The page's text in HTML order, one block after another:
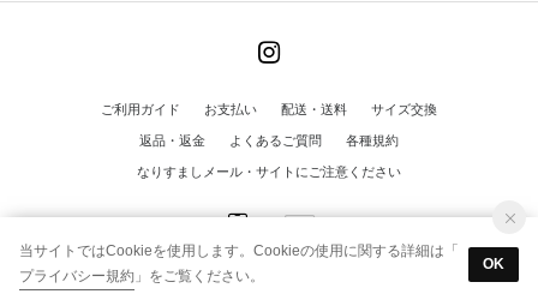
ご利用ガイド お支払い 配送・送料 サイズ交換
返品・返金 よくあるご質問 各種規約
なりすましメール・サイトにご注意ください
© FINE ALL RIGHTS RESERVED.
当サイトではCookieを使用します。Cookieの使用に関する詳細は「
プライバシー規約 」をご覧ください。
OK